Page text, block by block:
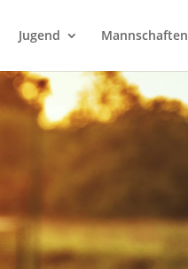
Jugend Mannschaften